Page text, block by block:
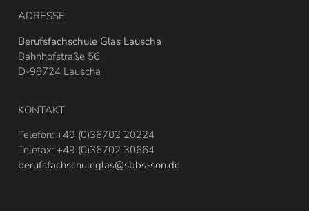
ADRESSE
Berufsfachschule Glas Lauscha
Bahnhofstraße 56
D-98724 Lauscha
KONTAKT
Telefon: +49 (0)36702 20224
Telefax: +49 (0)36702 30664
berufsfachschuleglas@sbbs-son.de